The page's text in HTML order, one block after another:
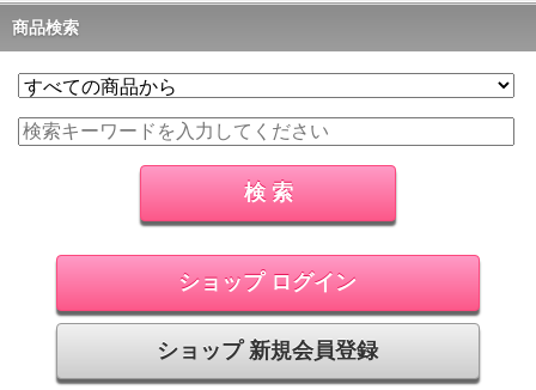
商品検索
ショップ ログイン
ショップ 新規会員登録